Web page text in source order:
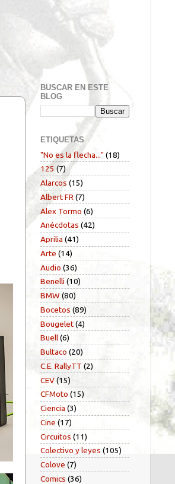
BUSCAR EN ESTE
BLOG
ETIQUETAS
"No es la flecha..." (18)
125 (7)
Alarcos (15)
Albert FR (7)
Alex Tormo (6)
Anécdotas (42)
Aprilia (41)
Arte (14)
Audio (36)
Benelli (10)
BMW (80)
Bocetos (89)
Bougelet(4)
Buell(6)
Bultaco (20)
C.E. RallyTT (2)
CEV(15)
CFMoto (15)
Ciencia (3)
Cine (17)
Circuitos (11)
Colectivo y leyes (105)
Colove (7)
Comics (36)